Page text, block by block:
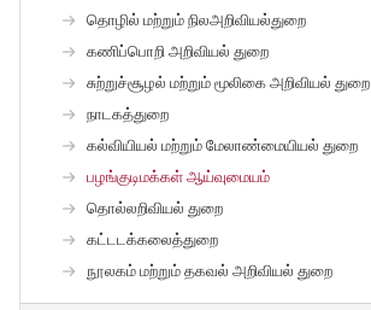
தொழில் மற்றும் நிலஅறிவியல்துறை
கணிப்பொறி அறிவியல் துறை
சுற்றுச்சூழல் மற்றும் மூலிகை அறிவியல் துறை
நாடகத்துறை
கல்வியியல் மற்றும் மேலாண்மையியல் துறை
பழங்குடிமக்கள் ஆய்வுமையம்
தொல்லறிவியல் துறை
கட்டடக்கலைத்துறை
நூலகம் மற்றும் தகவல் அறிவியல் துறை